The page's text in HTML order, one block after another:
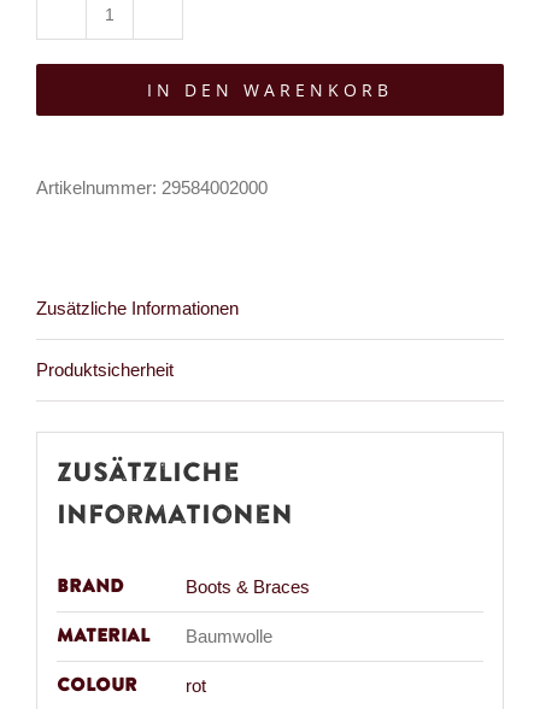
&
Braces
cm
IN DEN WARENKORB
Artikelnummer: 29584002000
Zusätzliche Informationen
Produktsicherheit
Zusätzliche
Informationen
Brand Boots & Braces
Material Baumwolle
Colour rot